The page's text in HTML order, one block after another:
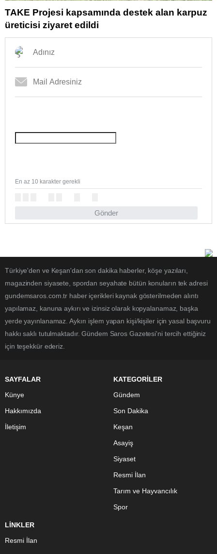
TAKE Projesi kapsamında destek alan karpuz
üreticisi ziyaret edildi
Gönder
En az 10 karakter gerekli
Türkiye'den ve Keşan'dan son dakika haberler, köşe yazıları,
magazinden siyasete, spordan seyahate bütün konuların tek adresi
gundemsaros.com.tr haber içerikleri kaynak gösterilmeden alıntı
yapılamaz, kanuna aykırı ve izinsiz olarak kopyalanamaz, başka
yerde yayınlanamaz. Aykırı işlem yapan kişi/kişiler için yasal başvuru
hakkı saklı tutulmaktadır. Gündem Saros Gazetesi'ni tercih ettiğiniz
için teşekkür ederiz.
SAYFALAR
Künye
Hakkımızda
İletişim
KATEGORİLER
Gündem
Son Dakika
Keşan
Asayiş
Siyaset
Resmi İlan
Tarım ve Hayvancılık
Spor
LİNKLER
Resmi İlan